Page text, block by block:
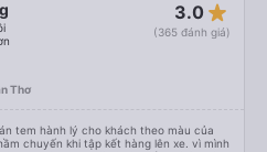
3.0 star_rate
(365 đánh giá)
Thơ
chuyến khi tập kết hàng lên xe. vì mình